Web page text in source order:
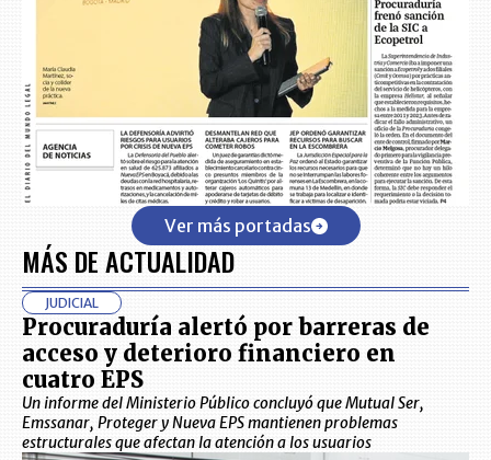
Ver más portadas
MÁS DE ACTUALIDAD
JUDICIAL
Procuraduría alertó por barreras de
acceso y deterioro financiero en
cuatro EPS
Un informe del Ministerio Público concluyó que Mutual Ser,
Emssanar, Proteger y Nueva EPS mantienen problemas
estructurales que afectan la atención a los usuarios